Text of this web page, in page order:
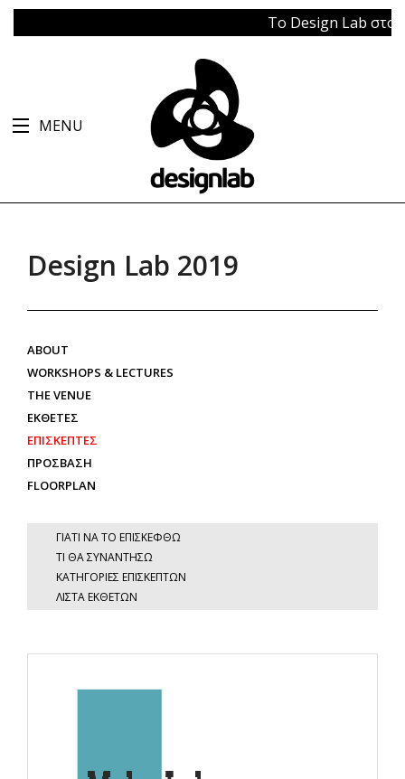
Το Design Lab στο
MENU
Design Lab 2019
ABOUT
WORKSHOPS & LECTURES
THE VENUE
ΕΚΘΕΤΕΣ
ΕΠΙΣΚΕΠΤΕΣ
ΠΡΟΣΒΑΣΗ
FLOORPLAN
ΓΙΑΤΙ ΝΑ ΤΟ ΕΠΙΣΚΕΦΘΩ
ΤΙ ΘΑ ΣΥΝΑΝΤΗΣΩ
ΚΑΤΗΓΟΡΙΕΣ ΕΠΙΣΚΕΠΤΩΝ
ΛΙΣΤΑ ΕΚΘΕΤΩΝ